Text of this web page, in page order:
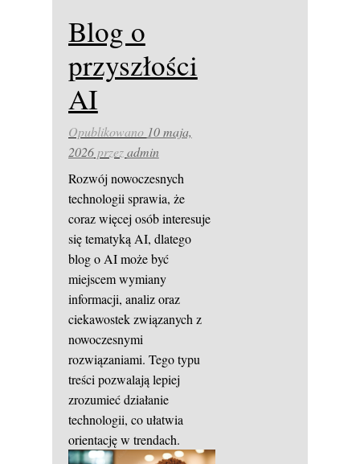
Blog o
przyszłości
AI
Opublikowano 10 maja,
2026przezadmin
Rozwój nowoczesnych
technologii sprawia, że
coraz więcej osób interesuje
się tematyką AI, dlatego
blog o AI może być
miejscem wymiany
informacji, analiz oraz
ciekawostek związanych z
nowoczesnymi
rozwiązaniami. Tego typu
treści pozwalają lepiej
zrozumieć działanie
technologii, co ułatwia
orientację w trendach.